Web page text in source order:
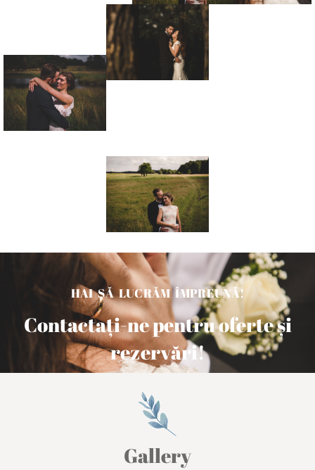
HAI SĂ LUCRĂM ÎMPREUNĂ!
Contactați-ne pentru oferte și
rezervări!
Gallery